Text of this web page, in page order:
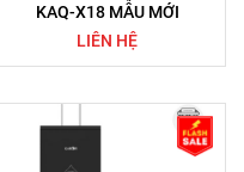
KAQ-X18 MẪU MỚI
LIÊN HỆ